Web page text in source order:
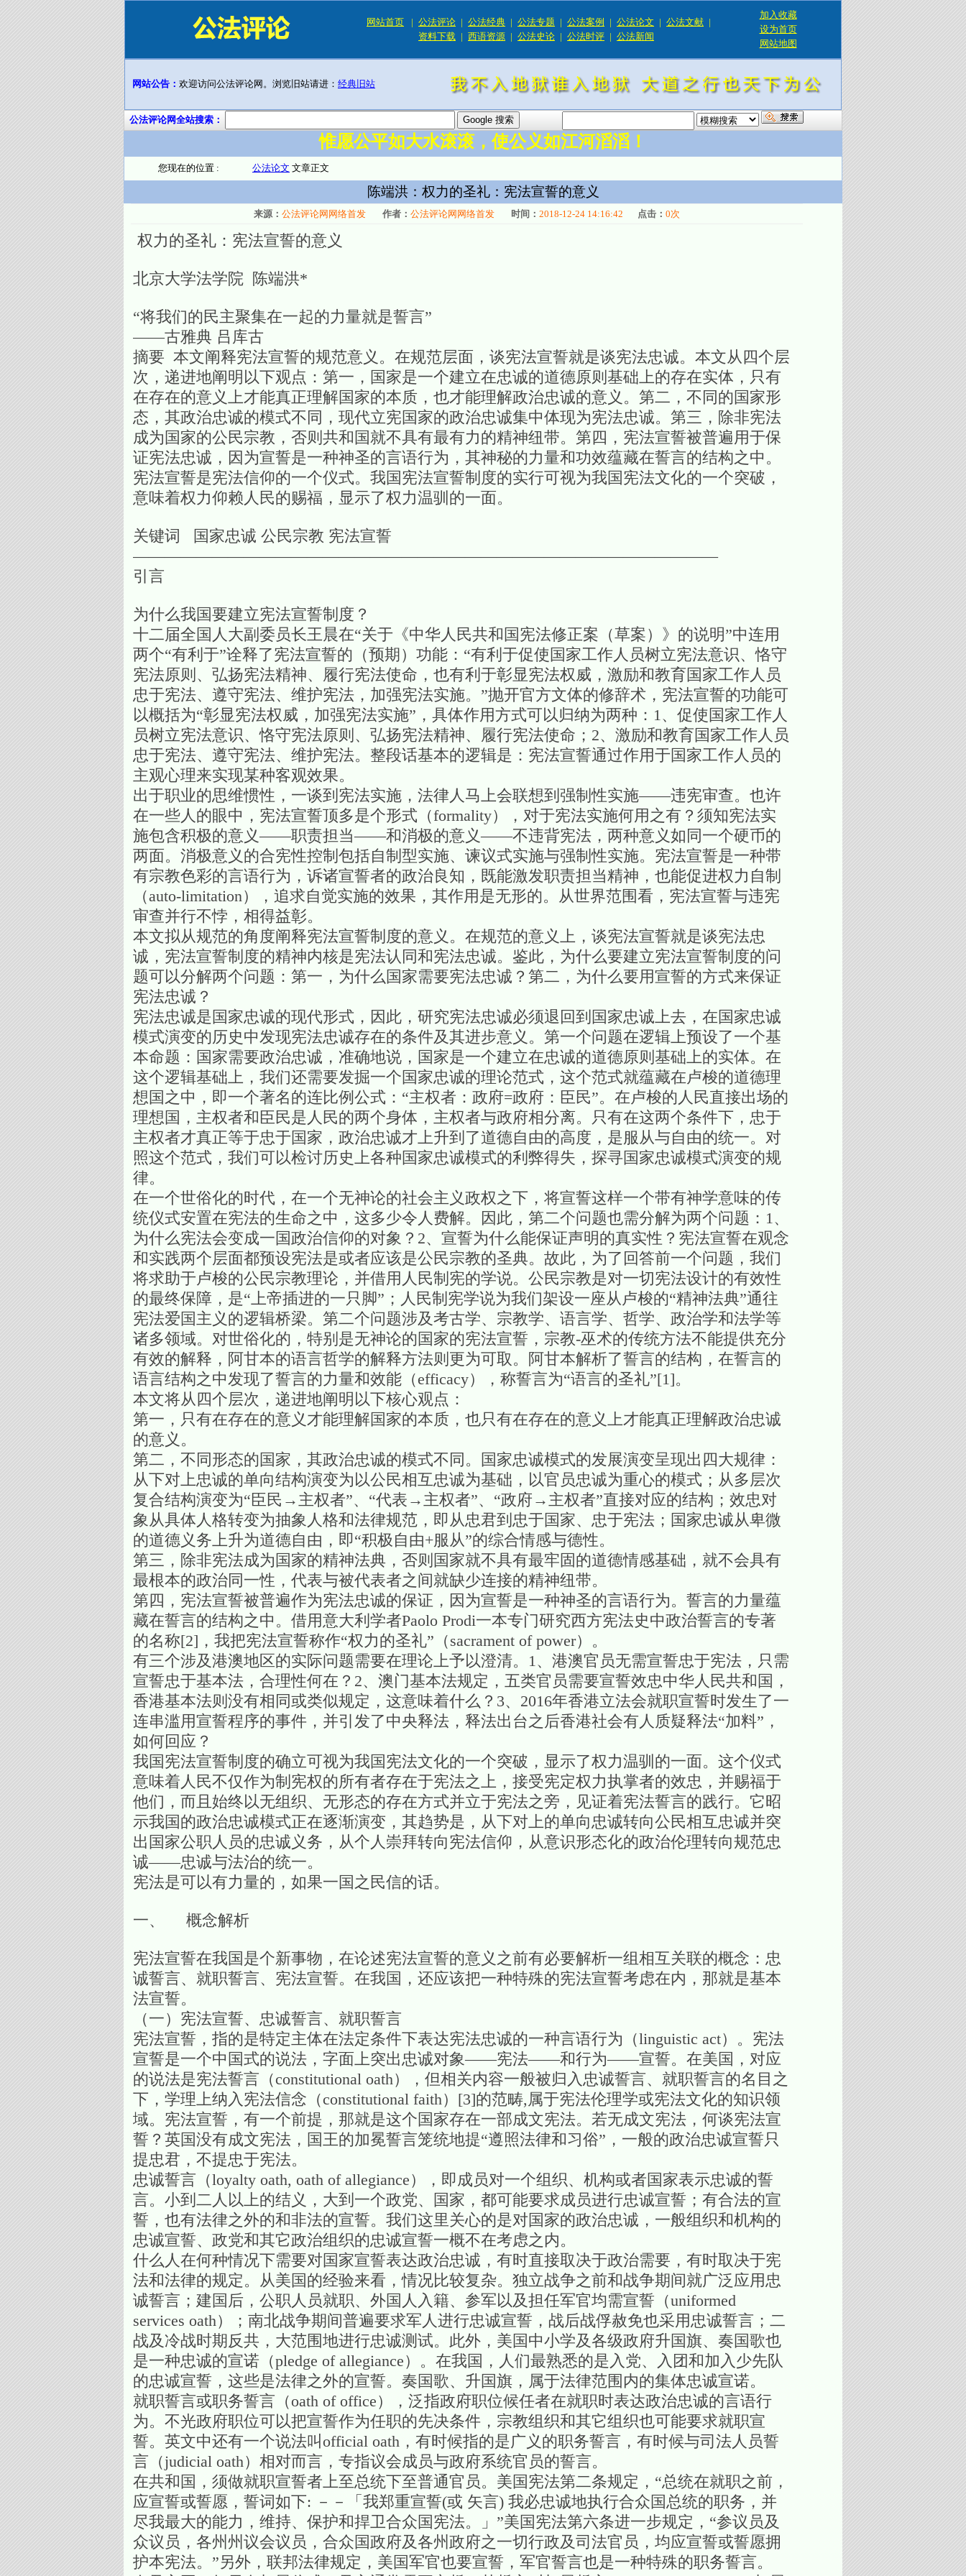
网站首页 | 公法评论 | 公法经典 | 公法专题 | 公法案例 | 公法论文 | 公法文献 |
资料下载 | 西语资源 | 公法史论 | 公法时评 | 公法新闻
加入收藏
设为首页
网站地图
网站公告： 欢迎访问公法评论网。浏览旧站请进： 经典旧站
公法评论网全站搜索：
惟愿公平如大水滚滚，使公义如江河滔滔！
您现在的位置 : 公法论文 文章正文
陈端洪：权力的圣礼：宪法宣誓的意义
来源： 公法评论网网络首发 作者： 公法评论网网络首发 时间： 2018-12-24 14:16:42 点击： 0次
权力的圣礼：宪法宣誓的意义
北京大学法学院 陈端洪*
“将我们的民主聚集在一起的力量就是誓言”
——古雅典 吕库古
摘要 本文阐释宪法宣誓的规范意义。在规范层面，谈宪法宣誓就是谈宪法忠诚。本文从四个层
次，递进地阐明以下观点：第一，国家是一个建立在忠诚的道德原则基础上的存在实体，只有
在存在的意义上才能真正理解国家的本质，也才能理解政治忠诚的意义。第二，不同的国家形
态，其政治忠诚的模式不同，现代立宪国家的政治忠诚集中体现为宪法忠诚。第三，除非宪法
成为国家的公民宗教，否则共和国就不具有最有力的精神纽带。第四，宪法宣誓被普遍用于保
证宪法忠诚，因为宣誓是一种神圣的言语行为，其神秘的力量和功效蕴藏在誓言的结构之中。
宪法宣誓是宪法信仰的一个仪式。我国宪法宣誓制度的实行可视为我国宪法文化的一个突破，
意味着权力仰赖人民的赐福，显示了权力温驯的一面。
关键词 国家忠诚 公民宗教 宪法宣誓
—————————————————————————————————————
引言
为什么我国要建立宪法宣誓制度？
十二届全国人大副委员长王晨在“关于《中华人民共和国宪法修正案（草案）》的说明”中连用
两个“有利于”诠释了宪法宣誓的（预期）功能：“有利于促使国家工作人员树立宪法意识、恪守
宪法原则、弘扬宪法精神、履行宪法使命，也有利于彰显宪法权威，激励和教育国家工作人员
忠于宪法、遵守宪法、维护宪法，加强宪法实施。”抛开官方文体的修辞术，宪法宣誓的功能可
以概括为“彰显宪法权威，加强宪法实施”，具体作用方式可以归纳为两种：1、促使国家工作人
员树立宪法意识、恪守宪法原则、弘扬宪法精神、履行宪法使命；2、激励和教育国家工作人员
忠于宪法、遵守宪法、维护宪法。整段话基本的逻辑是：宪法宣誓通过作用于国家工作人员的
主观心理来实现某种客观效果。
出于职业的思维惯性，一谈到宪法实施，法律人马上会联想到强制性实施——违宪审查。也许
在一些人的眼中，宪法宣誓顶多是个形式（formality），对于宪法实施何用之有？须知宪法实
施包含积极的意义——职责担当——和消极的意义——不违背宪法，两种意义如同一个硬币的
两面。消极意义的合宪性控制包括自制型实施、谏议式实施与强制性实施。宪法宣誓是一种带
有宗教色彩的言语行为，诉诸宣誓者的政治良知，既能激发职责担当精神，也能促进权力自制
（auto-limitation），追求自觉实施的效果，其作用是无形的。从世界范围看，宪法宣誓与违宪
审查并行不悖，相得益彰。
本文拟从规范的角度阐释宪法宣誓制度的意义。在规范的意义上，谈宪法宣誓就是谈宪法忠
诚，宪法宣誓制度的精神内核是宪法认同和宪法忠诚。鉴此，为什么要建立宪法宣誓制度的问
题可以分解两个问题：第一，为什么国家需要宪法忠诚？第二，为什么要用宣誓的方式来保证
宪法忠诚？
宪法忠诚是国家忠诚的现代形式，因此，研究宪法忠诚必须退回到国家忠诚上去，在国家忠诚
模式演变的历史中发现宪法忠诚存在的条件及其进步意义。第一个问题在逻辑上预设了一个基
本命题：国家需要政治忠诚，准确地说，国家是一个建立在忠诚的道德原则基础上的实体。在
这个逻辑基础上，我们还需要发掘一个国家忠诚的理论范式，这个范式就蕴藏在卢梭的道德理
想国之中，即一个著名的连比例公式：“主权者：政府=政府：臣民”。在卢梭的人民直接出场的
理想国，主权者和臣民是人民的两个身体，主权者与政府相分离。只有在这两个条件下，忠于
主权者才真正等于忠于国家，政治忠诚才上升到了道德自由的高度，是服从与自由的统一。对
照这个范式，我们可以检讨历史上各种国家忠诚模式的利弊得失，探寻国家忠诚模式演变的规
律。
在一个世俗化的时代，在一个无神论的社会主义政权之下，将宣誓这样一个带有神学意味的传
统仪式安置在宪法的生命之中，这多少令人费解。因此，第二个问题也需分解为两个问题：1、
为什么宪法会变成一国政治信仰的对象？2、宣誓为什么能保证声明的真实性？宪法宣誓在观念
和实践两个层面都预设宪法是或者应该是公民宗教的圣典。故此，为了回答前一个问题，我们
将求助于卢梭的公民宗教理论，并借用人民制宪的学说。公民宗教是对一切宪法设计的有效性
的最终保障，是“上帝插进的一只脚”；人民制宪学说为我们架设一座从卢梭的“精神法典”通往
宪法爱国主义的逻辑桥梁。第二个问题涉及考古学、宗教学、语言学、哲学、政治学和法学等
诸多领域。对世俗化的，特别是无神论的国家的宪法宣誓，宗教-巫术的传统方法不能提供充分
有效的解释，阿甘本的语言哲学的解释方法则更为可取。阿甘本解析了誓言的结构，在誓言的
语言结构之中发现了誓言的力量和效能（efficacy），称誓言为“语言的圣礼”[1]。
本文将从四个层次，递进地阐明以下核心观点：
第一，只有在存在的意义才能理解国家的本质，也只有在存在的意义上才能真正理解政治忠诚
的意义。
第二，不同形态的国家，其政治忠诚的模式不同。国家忠诚模式的发展演变呈现出四大规律：
从下对上忠诚的单向结构演变为以公民相互忠诚为基础，以官员忠诚为重心的模式；从多层次
复合结构演变为“臣民→主权者”、“代表→主权者”、“政府→主权者”直接对应的结构；效忠对
象从具体人格转变为抽象人格和法律规范，即从忠君到忠于国家、忠于宪法；国家忠诚从卑微
的道德义务上升为道德自由，即“积极自由+服从”的综合情感与德性。
第三，除非宪法成为国家的精神法典，否则国家就不具有最牢固的道德情感基础，就不会具有
最根本的政治同一性，代表与被代表者之间就缺少连接的精神纽带。
第四，宪法宣誓被普遍作为宪法忠诚的保证，因为宣誓是一种神圣的言语行为。誓言的力量蕴
藏在誓言的结构之中。借用意大利学者Paolo Prodi一本专门研究西方宪法史中政治誓言的专著
的名称[2]，我把宪法宣誓称作“权力的圣礼”（sacrament of power）。
有三个涉及港澳地区的实际问题需要在理论上予以澄清。1、港澳官员无需宣誓忠于宪法，只需
宣誓忠于基本法，合理性何在？2、澳门基本法规定，五类官员需要宣誓效忠中华人民共和国，
香港基本法则没有相同或类似规定，这意味着什么？3、2016年香港立法会就职宣誓时发生了一
连串滥用宣誓程序的事件，并引发了中央释法，释法出台之后香港社会有人质疑释法“加料”，
如何回应？
我国宪法宣誓制度的确立可视为我国宪法文化的一个突破，显示了权力温驯的一面。这个仪式
意味着人民不仅作为制宪权的所有者存在于宪法之上，接受宪定权力执掌者的效忠，并赐福于
他们，而且始终以无组织、无形态的存在方式并立于宪法之旁，见证着宪法誓言的践行。它昭
示我国的政治忠诚模式正在逐渐演变，其趋势是，从下对上的单向忠诚转向公民相互忠诚并突
出国家公职人员的忠诚义务，从个人崇拜转向宪法信仰，从意识形态化的政治伦理转向规范忠
诚——忠诚与法治的统一。
宪法是可以有力量的，如果一国之民信的话。
一、 概念解析
宪法宣誓在我国是个新事物，在论述宪法宣誓的意义之前有必要解析一组相互关联的概念：忠
诚誓言、就职誓言、宪法宣誓。在我国，还应该把一种特殊的宪法宣誓考虑在内，那就是基本
法宣誓。
（一）宪法宣誓、忠诚誓言、就职誓言
宪法宣誓，指的是特定主体在法定条件下表达宪法忠诚的一种言语行为（linguistic act）。宪法
宣誓是一个中国式的说法，字面上突出忠诚对象——宪法——和行为——宣誓。在美国，对应
的说法是宪法誓言（constitutional oath），但相关内容一般被归入忠诚誓言、就职誓言的名目之
下，学理上纳入宪法信念（constitutional faith）[3]的范畴,属于宪法伦理学或宪法文化的知识领
域。宪法宣誓，有一个前提，那就是这个国家存在一部成文宪法。若无成文宪法，何谈宪法宣
誓？英国没有成文宪法，国王的加冕誓言笼统地提“遵照法律和习俗”，一般的政治忠诚宣誓只
提忠君，不提忠于宪法。
忠诚誓言（loyalty oath, oath of allegiance），即成员对一个组织、机构或者国家表示忠诚的誓
言。小到二人以上的结义，大到一个政党、国家，都可能要求成员进行忠诚宣誓；有合法的宣
誓，也有法律之外的和非法的宣誓。我们这里关心的是对国家的政治忠诚，一般组织和机构的
忠诚宣誓、政党和其它政治组织的忠诚宣誓一概不在考虑之内。
什么人在何种情况下需要对国家宣誓表达政治忠诚，有时直接取决于政治需要，有时取决于宪
法和法律的规定。从美国的经验来看，情况比较复杂。独立战争之前和战争期间就广泛应用忠
诚誓言；建国后，公职人员就职、外国人入籍、参军以及担任军官均需宣誓（uniformed
services oath）；南北战争期间普遍要求军人进行忠诚宣誓，战后战俘赦免也采用忠诚誓言；二
战及冷战时期反共，大范围地进行忠诚测试。此外，美国中小学及各级政府升国旗、奏国歌也
是一种忠诚的宣诺（pledge of allegiance）。在我国，人们最熟悉的是入党、入团和加入少先队
的忠诚宣誓，这些是法律之外的宣誓。奏国歌、升国旗，属于法律范围内的集体忠诚宣诺。
就职誓言或职务誓言（oath of office），泛指政府职位候任者在就职时表达政治忠诚的言语行
为。不光政府职位可以把宣誓作为任职的先决条件，宗教组织和其它组织也可能要求就职宣
誓。英文中还有一个说法叫official oath，有时候指的是广义的职务誓言，有时候与司法人员誓
言（judicial oath）相对而言，专指议会成员与政府系统官员的誓言。
在共和国，须做就职宣誓者上至总统下至普通官员。美国宪法第二条规定，“总统在就职之前，
应宣誓或誓愿，誓词如下: －－「我郑重宣誓(或 矢言) 我必忠诚地执行合众国总统的职务，并
尽我最大的能力，维持、保护和捍卫合众国宪法。」”美国宪法第六条进一步规定，“参议员及
众议员，各州州议会议员，合众国政府及各州政府之一切行政及司法官员，均应宣誓或誓愿拥
护本宪法。”另外，联邦法律规定，美国军官也要宣誓，军官誓言也是一种特殊的职务誓言。